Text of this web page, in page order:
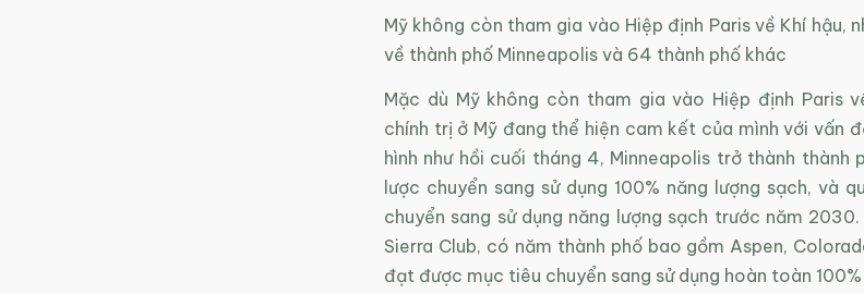
Mỹ không còn tham gia vào Hiệp định Paris về Khí hậu,
về thành phố Minneapolis và 64 thành phố khác
Mặc dù Mỹ không còn tham gia vào Hiệp định Paris
chính trị ở Mỹ đang thể hiện cam kết của mình với vấn
hình như hồi cuối tháng 4, Minneapolis trở thành thành
lược chuyển sang sử dụng 100% năng lượng sạch, và
chuyển sang sử dụng năng lượng sạch trước năm
Sierra Club, có năm thành phố bao gồm Aspen,
đạt được mục tiêu chuyển sang sử dụng hoàn toàn